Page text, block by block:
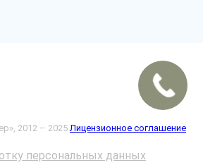
2012 – 2025 Лицензионное соглашение
персональных данных